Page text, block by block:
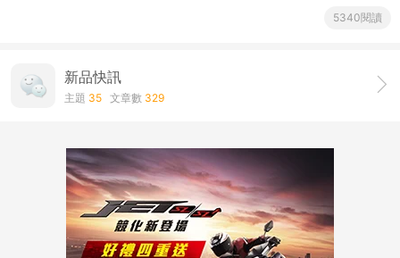
5340閱讀
新品快訊
主題 35 文章數 329